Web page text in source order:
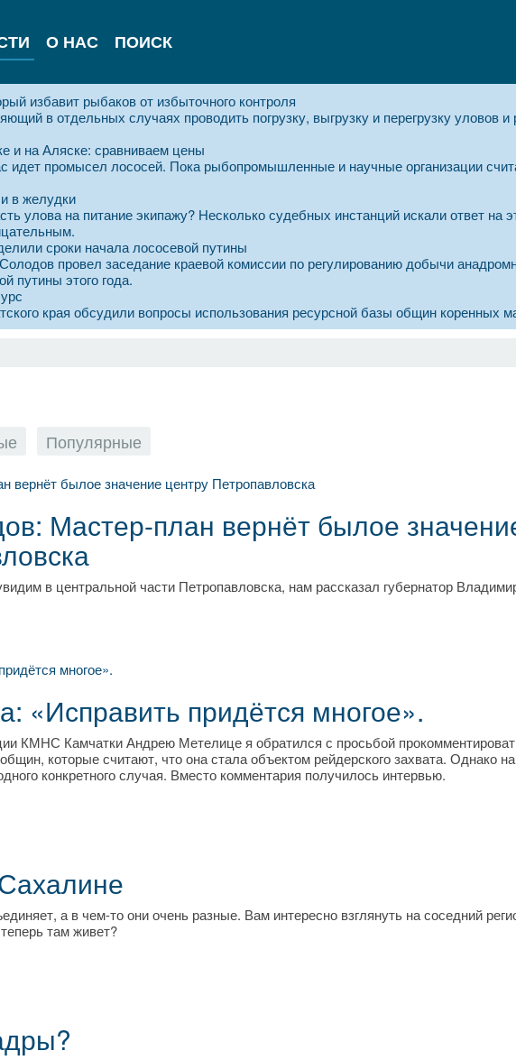
О НАС ПОИСК
избавит рыбаков от избыточного контроля
в отдельных случаях проводить погрузку, выгрузку и перегрузку уловов
и на Аляске: сравниваем цены
идет промысел лососей. Пока рыбопромышленные и научные организации
в желудки
улова на питание экипажу? Несколько судебных инстанций искали ответ на
сроки начала лососевой путины
провел заседание краевой комиссии по регулированию добычи
путины этого года.
края обсудили вопросы использования ресурсной базы общин коренных
Популярные
Мастер-план вернёт былое
в центральной части Петропавловска, нам рассказал губернатор
«Исправить придётся многое».
КМНС Камчатки Андрею Метелице я обратился с просьбой
которые считают, что она стала объектом рейдерского захвата. Однако
конкретного случая. Вместо комментария получилось интервью.
а в чем-то они очень разные. Вам интересно взглянуть на соседний
там живет?